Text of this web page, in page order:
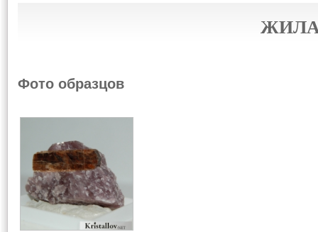
Фото образцов